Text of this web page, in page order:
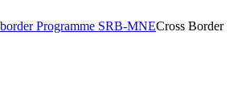
Programme SRB-MNECross Border